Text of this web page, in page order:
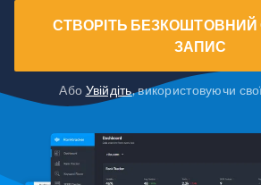
СТВОРІТЬ БЕЗКОШТОВНИЙ
ЗАПИС
Або Увійдіть, використовуючи